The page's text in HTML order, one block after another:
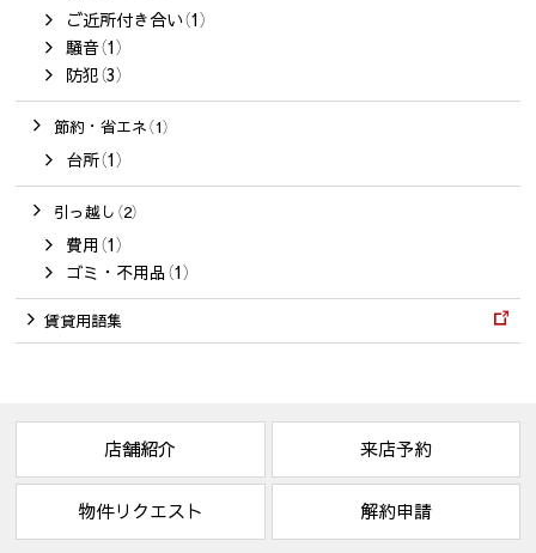
ご近所付き合い（1）
騒音（1）
防犯（3）
節約・省エネ（1）
台所（1）
引っ越し（2）
費用（1）
ゴミ・不用品（1）
賃貸用語集
店舗紹介 来店予約
物件リクエスト 解約申請